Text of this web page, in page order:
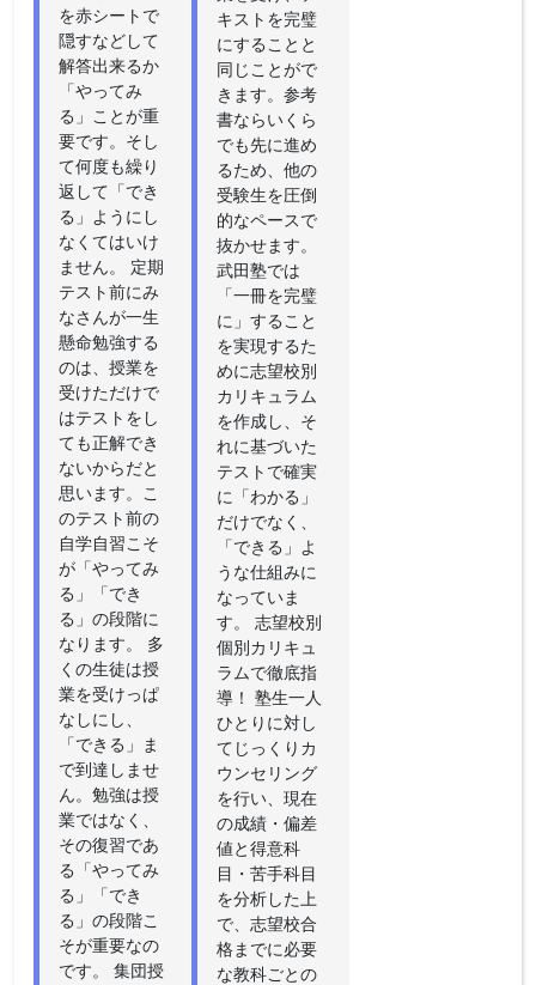
を赤シートで
隠すなどして
解答出来るか
「やってみ
る」ことが重
要です。そし
て何度も繰り
返して「でき
る」ようにし
なくてはいけ
ません。 定期
テスト前にみ
なさんが一生
懸命勉強する
のは、授業を
受けただけで
はテストをし
ても正解でき
ないからだと
思います。こ
のテスト前の
自学自習こそ
が「やってみ
る」「でき
る」の段階に
なります。 多
くの生徒は授
業を受けっぱ
なしにし、
「できる」ま
で到達しませ
ん。勉強は授
業ではなく、
その復習であ
る「やってみ
る」「でき
る」の段階こ
そが重要なの
です。 集団授
キストを完璧
にすることと
同じことがで
きます。参考
書ならいくら
でも先に進め
るため、他の
受験生を圧倒
的なペースで
抜かせます。
武田塾では
「一冊を完璧
に」すること
を実現するた
めに志望校別
カリキュラム
を作成し、そ
れに基づいた
テストで確実
に「わかる」
だけでなく、
「できる」よ
うな仕組みに
なっていま
す。 志望校別
個別カリキュ
ラムで徹底指
導！ 塾生一人
ひとりに対し
てじっくりカ
ウンセリング
を行い、現在
の成績・偏差
値と得意科
目・苦手科目
を分析した上
で、志望校合
格までに必要
な教科ごとの